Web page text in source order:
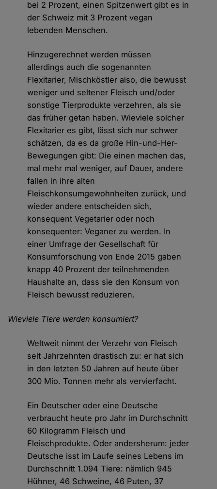
bei 2 Prozent, einen Spitzenwert gibt es in
der Schweiz mit 3 Prozent vegan
lebenden Menschen.
Hinzugerechnet werden müssen
allerdings auch die sogenannten
Flexitarier, Mischköstler also, die bewusst
weniger und seltener Fleisch und/oder
sonstige Tierprodukte verzehren, als sie
das früher getan haben. Wieviele solcher
Flexitarier es gibt, lässt sich nur schwer
schätzen, da es da große Hin-und-Her-
Bewegungen gibt: Die einen machen das,
mal mehr mal weniger, auf Dauer, andere
fallen in ihre alten
Fleischkonsumgewohnheiten zurück, und
wieder andere entscheiden sich,
konsequent Vegetarier oder noch
konsequenter: Veganer zu werden. In
einer Umfrage der Gesellschaft für
Konsumforschung von Ende 2015 gaben
knapp 40 Prozent der teilnehmenden
Haushalte an, dass sie den Konsum von
Fleisch bewusst reduzieren.
Wieviele Tiere werden konsumiert?
Weltweit nimmt der Verzehr von Fleisch
seit Jahrzehnten drastisch zu: er hat sich
in den letzten 50 Jahren auf heute über
300 Mio. Tonnen mehr als vervierfacht.
Ein Deutscher oder eine Deutsche
verbraucht heute pro Jahr im Durchschnitt
60 Kilogramm Fleisch und
Fleischprodukte. Oder andersherum: jeder
Deutsche isst im Laufe seines Lebens im
Durchschnitt 1.094 Tiere: nämlich 945
Hühner, 46 Schweine, 46 Puten, 37